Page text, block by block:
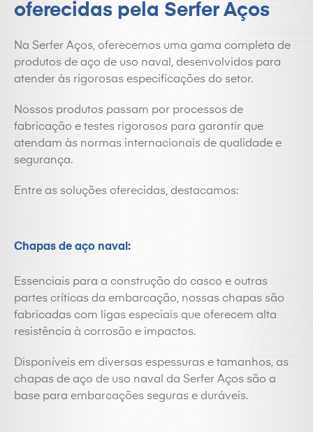
oferecidas pela Serfer Aços
Na Serfer Aços, oferecemos uma gama completa de
produtos de aço de uso naval, desenvolvidos para
atender às rigorosas especificações do setor.
Nossos produtos passam por processos de
fabricação e testes rigorosos para garantir que
atendam às normas internacionais de qualidade e
segurança.
Entre as soluções oferecidas, destacamos:
Chapas de aço naval:
Essenciais para a construção do casco e outras
partes críticas da embarcação, nossas chapas são
fabricadas com ligas especiais que oferecem alta
resistência à corrosão e impactos.
Disponíveis em diversas espessuras e tamanhos, as
chapas de aço de uso naval da Serfer Aços são a
base para embarcações seguras e duráveis.